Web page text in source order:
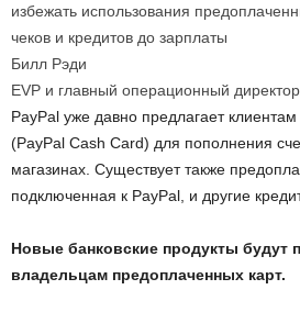
избежать использования
чеков и кредитов до зарплаты
Билл Рэди
EVP и главный операционный
PayPal уже давно предлагает
(PayPal Cash Card) для пополнения
магазинах. Существует также
подключенная к PayPal, и другие
Новые банковские продукты будут
владельцам предоплаченных карт.